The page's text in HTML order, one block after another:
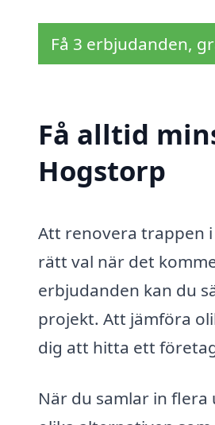
Få 3 erbjudanden,
Få alltid
Hogstorp
Att renovera trappen
rätt val när det
erbjudanden kan du
projekt. Att jämföra
dig att hitta ett
När du samlar in